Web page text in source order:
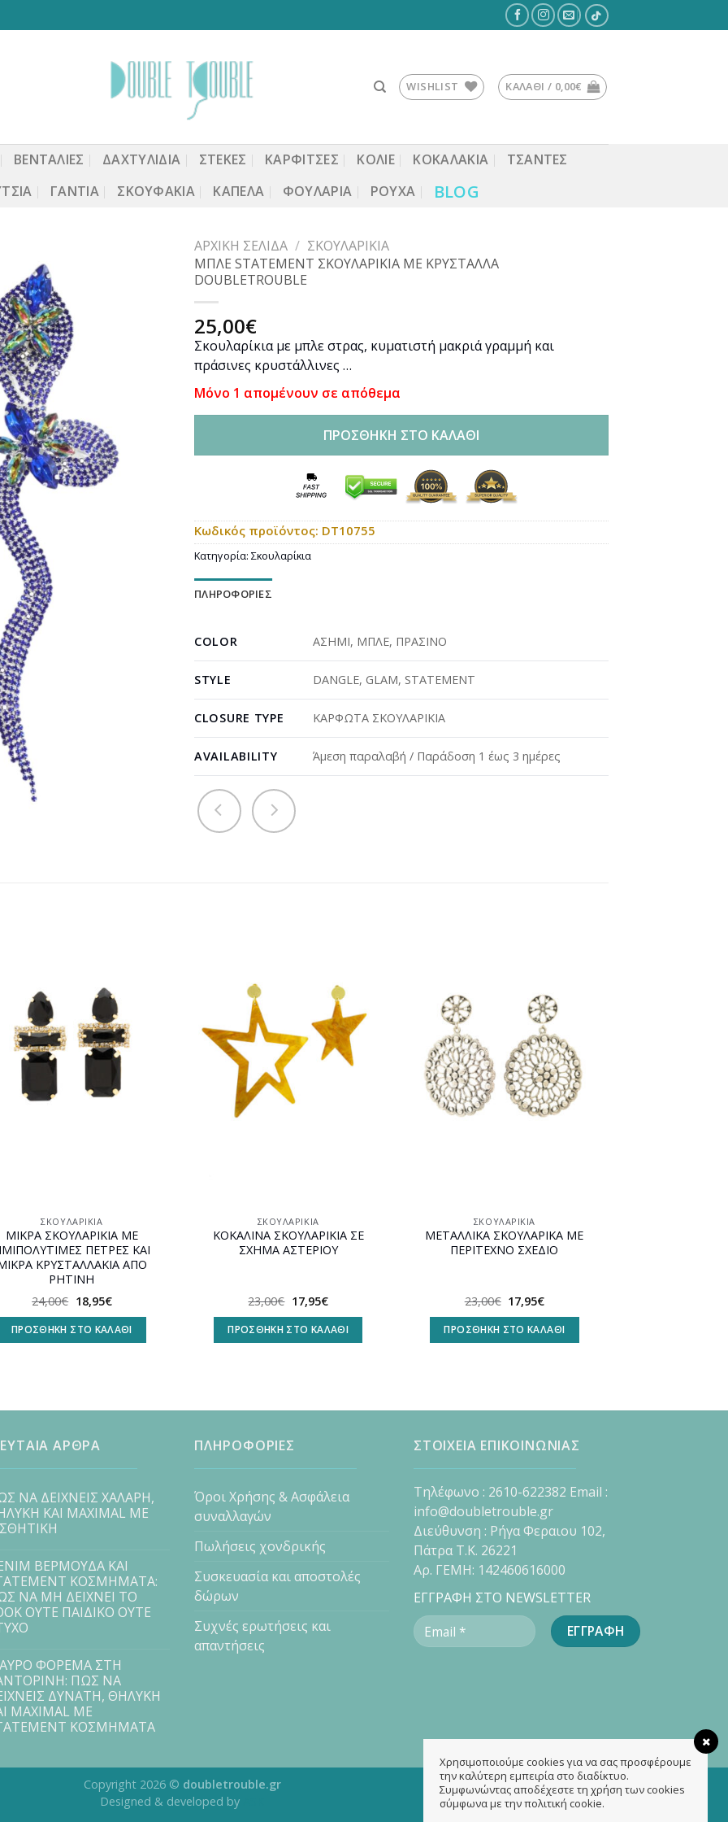
WISHLIST ΚΑΛΆΘΙ / 0,00€
ΒΕΝΤΆΛΙΕΣ ΔΑΧΤΥΛΙΔΙΑ ΣΤΈΚΕΣ ΚΑΡΦΙΤΣΕΣ ΚΟΛΙΕ ΚΟΚΑΛΆΚΙΑ
ΤΣΆΝΤΕΣ
ΓΆΝΤΙΑ ΣΚΟΥΦΆΚΙΑ ΚΑΠΈΛΑ ΦΟΥΛΆΡΙΑ ΡΟΎΧΑ BLOG
ΑΡΧΙΚΉ ΣΕΛΊΔΑ / ΣΚΟΥΛΑΡΊΚΙΑ
ΜΠΛΕ STATEMENT ΣΚΟΥΛΑΡΙΚΙΑ ΜΕ ΚΡΥΣΤΑΛΛΑ
DOUBLETROUBLE
25,00€
Σκουλαρίκια με μπλε στρας, κυματιστή μακριά γραμμή και
πράσινες κρυστάλλινες …
Μόνο 1 απομένουν σε απόθεμα
ΠΡΟΣΘΉΚΗ ΣΤΟ ΚΑΛΆΘΙ
Κωδικός προϊόντος: DT10755
Κατηγορία: Σκουλαρίκια
ΠΛΗΡΟΦΟΡΊΕΣ
COLOR ΑΣΗΜΙ, ΜΠΛΕ, ΠΡΑΣΙΝΟ
STYLE DANGLE, GLAM, STATEMENT
CLOSURE TYPE ΚΑΡΦΩΤΑ ΣΚΟΥΛΑΡΙΚΙΑ
AVAILABILITY Άμεση παραλαβή / Παράδοση 1 έως 3 ημέρες
Προσθήκη
ΣΚΟΥΛΑΡΊΚΙΑ
ΜΙΚΡΑ ΣΚΟΥΛΑΡΙΚΙΑ ΜΕ
ΠΕΤΡΕΣ ΚΑΙ
ΚΡΥΣΤΑΛΛΑΚΙΑ ΑΠΟ
ΡΗΤΙΝΗ
24,00€ Original
price
was:
24,00€.
18,95€Η
τιμή
είναι:
18,95€.
ΠΡΟΣΘΉΚΗ ΣΤΟ ΚΑΛΆΘΙ
Προσθήκη
wishlist
ΣΚΟΥΛΑΡΊΚΙΑ
ΚΟΚΑΛΙΝΑ ΣΚΟΥΛΑΡΙΚΙΑ ΣΕ
ΣΧΗΜΑ ΑΣΤΕΡΙΟΥ
23,00€ Original
price
was:
23,00€.
17,95€Η
τιμή
είναι:
17,95€.
ΠΡΟΣΘΉΚΗ ΣΤΟ ΚΑΛΆΘΙ
Προσθήκη
wishlist
ΣΚΟΥΛΑΡΊΚΙΑ
ΜΕΤΑΛΛΙΚΑ ΣΚΟΥΛΑΡΙΚΑ ΜΕ
ΠΕΡΙΤΕΧΝΟ ΣΧΕΔΙΟ
23,00€ Original
price
was:
23,00€.
17,95€Η
τιμή
είναι:
17,95€.
ΠΡΟΣΘΉΚΗ ΣΤΟ ΚΑΛΆΘΙ
ΑΡΘΡΑ
ΝΑ ΔΕΙΧΝΕΙΣ ΧΑΛΑΡΗ,
ΚΑΙ MAXIMAL ΜΕ
ΒΕΡΜΟΥΔΑ ΚΑΙ
ΚΟΣΜΗΜΑΤΑ:
ΝΑ ΜΗ ΔΕΙΧΝΕΙ ΤΟ
ΟΥΤΕ ΠΑΙΔΙΚΟ ΟΥΤΕ
ΦΟΡΕΜΑ ΣΤΗ
ΠΩΣ ΝΑ
ΔΥΝΑΤΗ, ΘΗΛΥΚΗ
MAXIMAL ΜΕ
ΚΟΣΜΗΜΑΤΑ
ΠΛΗΡΟΦΟΡΙΕΣ
Όροι Χρήσης & Ασφάλεια
συναλλαγών
Πωλήσεις χονδρικής
Συσκευασία και αποστολές
δώρων
Συχνές ερωτήσεις και
απαντήσεις
ΣΤΟΙΧΕΙΑ ΕΠΙΚΟΙΝΩΝΙΑΣ
Τηλέφωνο : 2610-622382 Email :
info@doubletrouble.gr
Διεύθυνση : Ρήγα Φεραιου 102,
Πάτρα Τ.Κ. 26221
Αρ. ΓΕΜΗ: 142460616000
ΕΓΓΡΑΦΗ ΣΤΟ NEWSLETTER
Copyright 2026 © doubletrouble.gr
Designed & developed by
Χρησιμοποιούμε cookies για να σας προσφέρουμε
την καλύτερη εμπειρία στο διαδίκτυο.
Συμφωνώντας αποδέχεστε τη χρήση των cookies
σύμφωνα με την πολιτική cookie.